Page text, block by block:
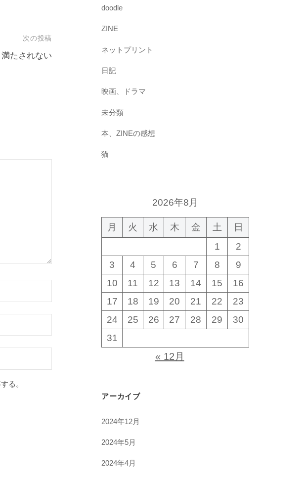
次の投稿
満たされない
る。
doodle
ZINE
ネットプリント
日記
映画、ドラマ
未分類
本、ZINEの感想
猫
2026年8月
月 火 水 木 金 土
日
1
2
3
4 5 6 7 8
9
10
11 12 13 14 15
16
17
18 19 20 21 22
23
24
25 26 27 28 29
30
31
« 12月
アーカイブ
2024年12月
2024年5月
2024年4月